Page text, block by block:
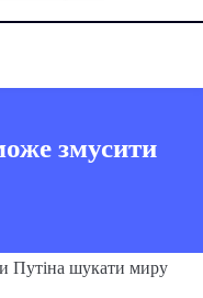
змусити